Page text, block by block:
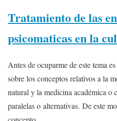
Tratamiento de las
psicomaticas en la
Antes de ocuparme de este tema
sobre los conceptos relativos a la
natural y la medicina académica o
paralelas o alternativas. De este